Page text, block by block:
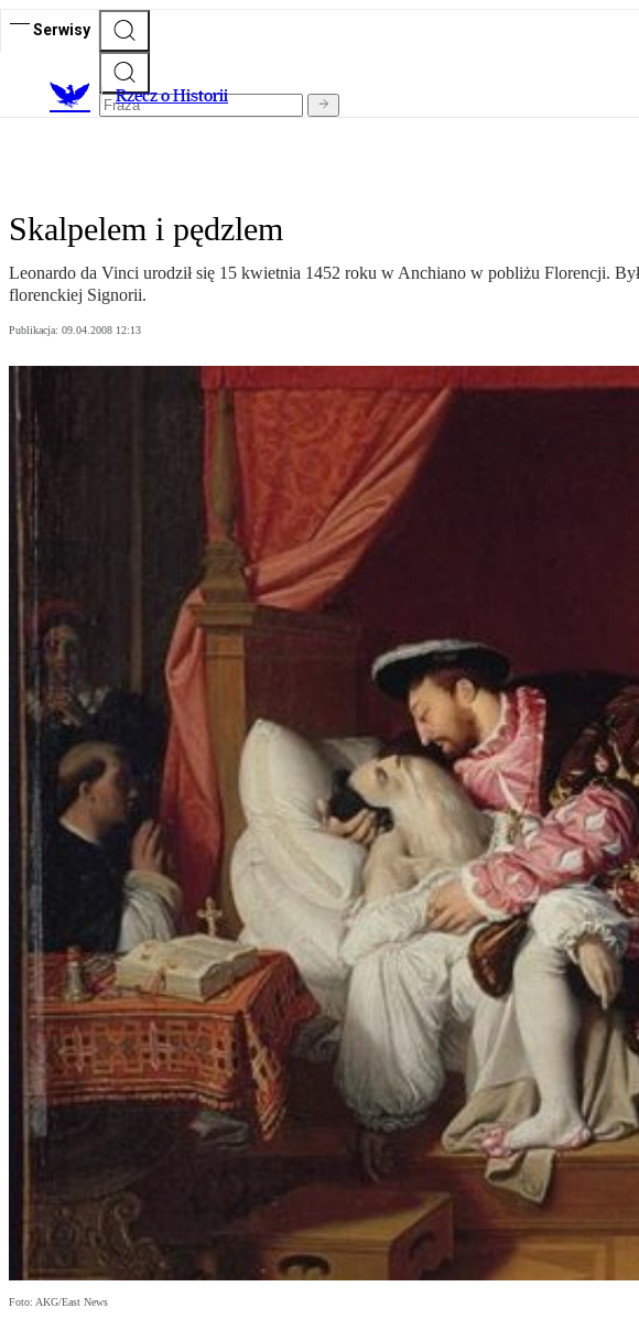
Serwisy
Rzecz o Historii
Skalpelem i pędzlem
Leonardo da Vinci urodził się 15 kwietnia 1452 roku w Anchiano w pobliżu Florencji.
florenckiej Signorii.
Publikacja: 09.04.2008 12:13
Foto: AKG/East News